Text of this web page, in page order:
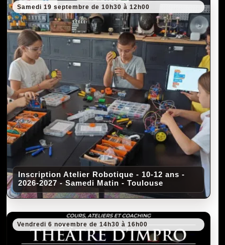
Inscription Atelier Robotique - 10-12 ans -
2026-2027 - Samedi Matin - Toulouse
Samedi 19 septembre de 10h30 à 12h00
Vendredi 6 novembre de 14h30 à 16h00